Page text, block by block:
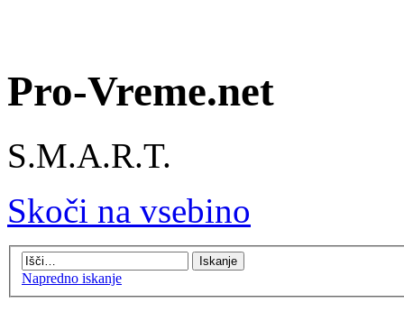
Pro-Vreme.net
S.M.A.R.T.
Skoči na vsebino
Napredno iskanje